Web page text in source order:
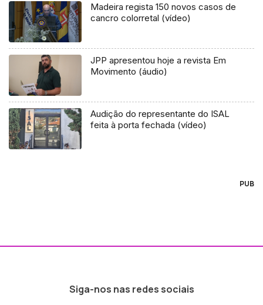
Madeira regista 150 novos casos de
cancro colorretal (vídeo)
JPP apresentou hoje a revista Em
Movimento (áudio)
Audição do representante do ISAL
feita à porta fechada (vídeo)
PUB
Siga-nos nas redes sociais